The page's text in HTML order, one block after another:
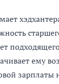
ему
зарплаты